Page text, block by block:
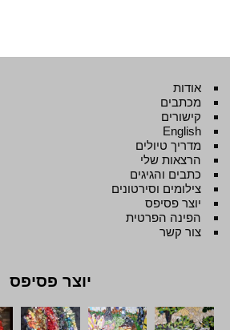
אודות
מכתבים
קישורים
English
מדריך טיולים
הרצאות שלי
כתבים והגיגים
צילומים וסירטונים
יוצר פסיפס
הפינה הפרטית
צור קשר
יוצר פסיפס